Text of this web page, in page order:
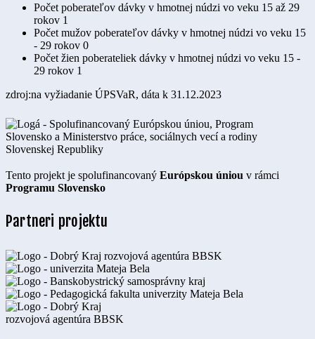
Počet poberateľov dávky v hmotnej núdzi vo veku 15 až 29
rokov 1
Počet mužov poberateľov dávky v hmotnej núdzi vo veku 15
- 29 rokov 0
Počet žien poberateliek dávky v hmotnej núdzi vo veku 15 -
29 rokov 1
zdroj:na vyžiadanie ÚPSVaR, dáta k 31.12.2023
Tento projekt je spolufinancovaný Európskou úniou v rámci
Programu Slovensko
Partneri projektu